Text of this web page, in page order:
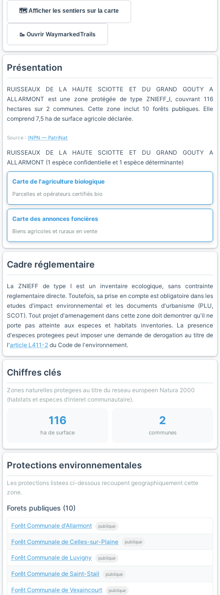
🗺️ Afficher les sentiers sur la carte
🥾 Ouvrir WaymarkedTrails
Présentation
RUISSEAUX DE LA HAUTE SCIOTTE ET DU GRAND GOUTY A
ALLARMONT est une zone protégée de type ZNIEFF_I, couvrant 116
hectares sur 2 communes. Cette zone inclut 10 forêts publiques. Elle
comprend 7,5 ha de surface agricole déclarée.
Source : INPN — PatriNat
RUISSEAUX DE LA HAUTE SCIOTTE ET DU GRAND GOUTY A
ALLARMONT (1 espèce confidentielle et 1 espèce déterminante)
Carte de l'agriculture biologique
Parcelles et opérateurs certifiés bio
Carte des annonces foncières
Biens agricoles et ruraux en vente
Cadre réglementaire
La ZNIEFF de type I est un inventaire ecologique, sans contrainte
reglementaire directe. Toutefois, sa prise en compte est obligatoire dans les
etudes d'impact environnemental et les documents d'urbanisme (PLU,
SCOT). Tout projet d'amenagement dans cette zone doit demontrer qu'il ne
porte pas atteinte aux especes et habitats inventories. La presence
d'especes protegees peut imposer une demande de derogation au titre de
l'article L411-2 du Code de l'environnement.
Chiffres clés
Zones naturelles protegees au titre du reseau europeen Natura 2000
(habitats et especes d’interet communautaire).
116
ha de surface
2
communes
Protections environnementales
Les protections listees ci-dessous recoupent geographiquement cette
zone.
Forets publiques (10)
Forêt Communale d'Allarmont publique
Forêt Communale de Celles-sur-Plaine publique
Forêt Communale de Luvigny publique
Forêt Communale de Saint-Stail publique
Forêt Communale de Vexaincourt publique